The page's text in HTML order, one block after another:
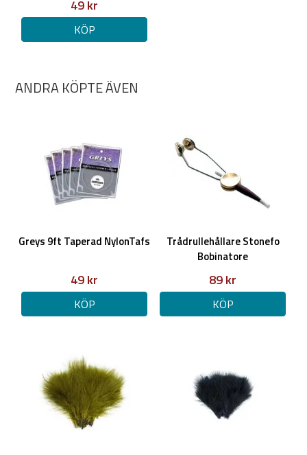
49 kr
KÖP
ANDRA KÖPTE ÄVEN
Greys 9ft Taperad NylonTafs
49 kr
KÖP
Trådrullehållare Stonefo
Bobinatore
89 kr
KÖP